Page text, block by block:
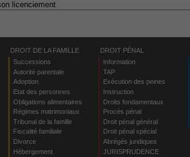
DROIT DE LA FAMILLE
Successions
Autorité parentale
Adoption
Etat des personnes
Obligations alimentaires
Régimes matrimoniaux
Tribunal de la famille
Fiscalité familiale
Divorce
Hébergement
DROIT PÉNAL
Information
TAP
Exécution des peines
Instruction
Droits fondamentaux
Procès pénal
Droit pénal général
Droit pénal spécial
Abrégés juridiques
JURISPRUDENCE